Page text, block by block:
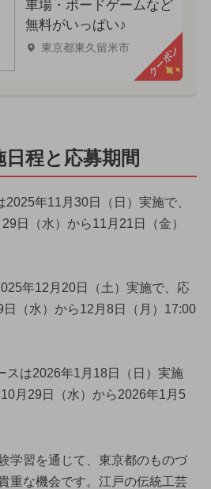
車場・ボードゲームなど
無料がいっぱい♪
東京都東久留米市 クーポン
程と応募期間
2025年11月30日（日）実施で、
日（水）から11月21日（金）
年12月20日（土）実施で、応
（水）から12月8日（月）17:00
スは2026年1月18日（日）実施
月29日（水）から2026年1月5
学習を通じて、東京都のものづ
重な機会です。江戸の伝統工芸